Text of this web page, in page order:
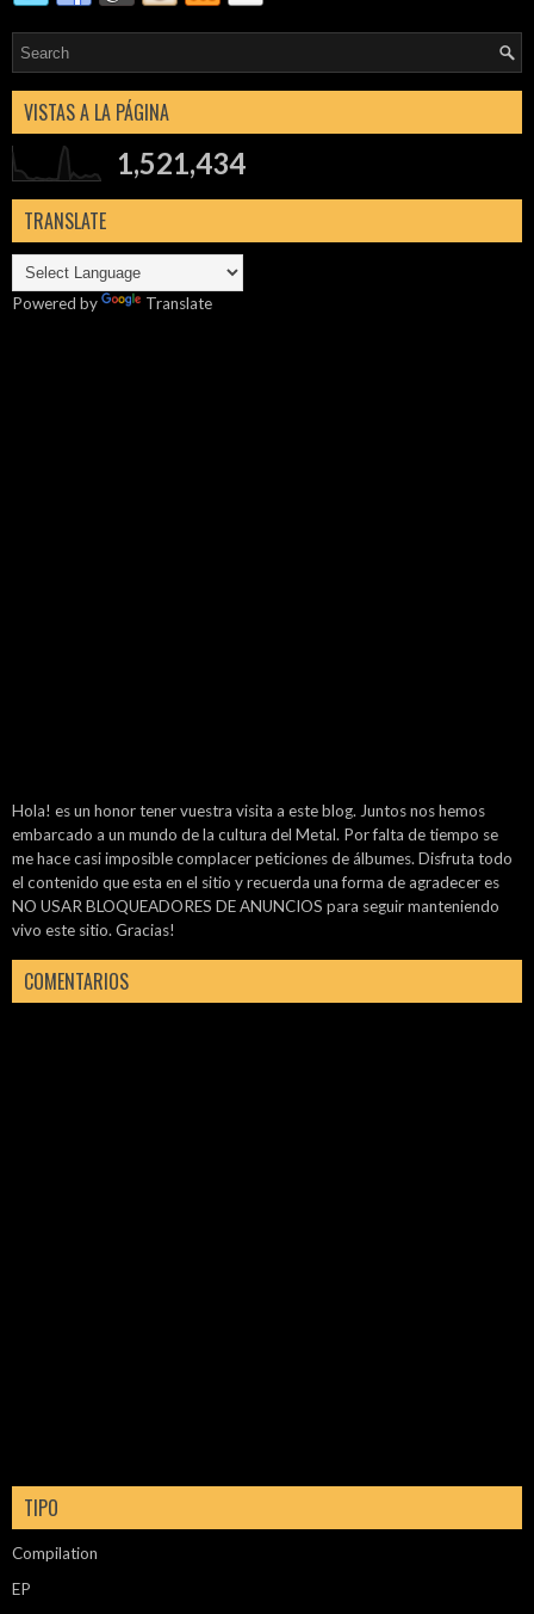
VISTAS A LA PÁGINA
1,521,434
TRANSLATE
Powered by Translate
Hola! es un honor tener vuestra visita a este blog. Juntos nos hemos
embarcado a un mundo de la cultura del Metal. Por falta de tiempo se
me hace casi imposible complacer peticiones de álbumes. Disfruta todo
el contenido que esta en el sitio y recuerda una forma de agradecer es
NO USAR BLOQUEADORES DE ANUNCIOS para seguir manteniendo
vivo este sitio. Gracias!
COMENTARIOS
TIPO
Compilation
EP